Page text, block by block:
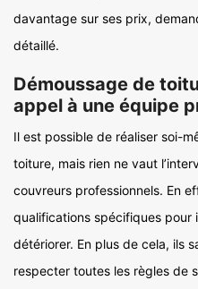
davantage sur ses prix,
détaillé.
Démoussage de
appel à une équipe
Il est possible de réaliser soi-
toiture, mais rien ne vaut
couvreurs professionnels. En
qualifications spécifiques pour
détériorer. En plus de cela, ils
respecter toutes les règles de